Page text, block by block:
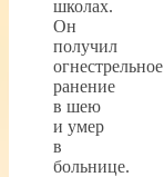
школах.
Он
получил
огнестрельное
ранение
в шею
и умер
в
больнице.